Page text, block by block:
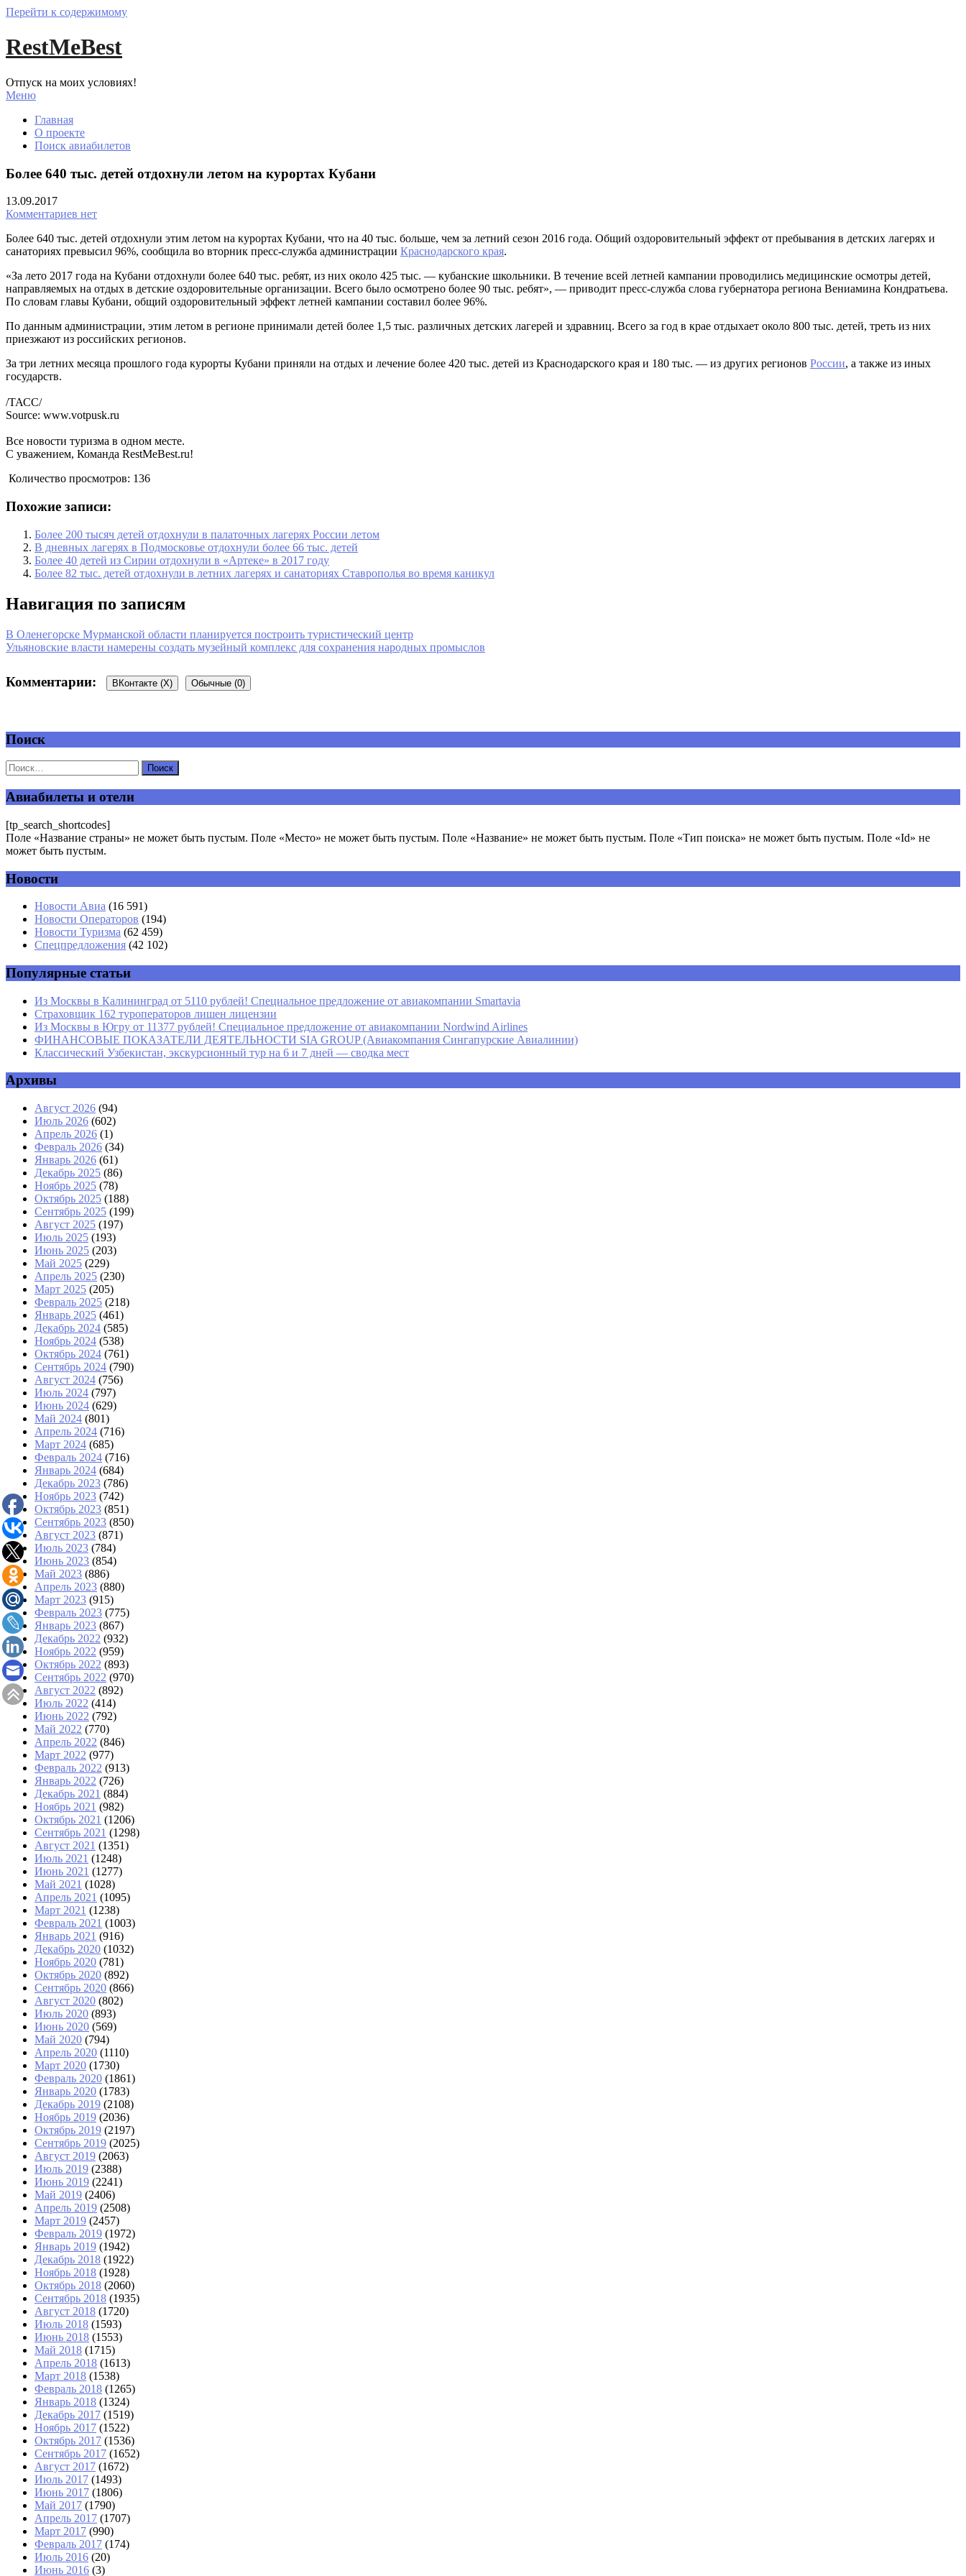
Перейти к содержимому
RestMeBest
Отпуск на моих условиях!
Меню
Главная
О проекте
Поиск авиабилетов
Более 640 тыс. детей отдохнули летом на курортах Кубани
13.09.2017
Комментариев нет
Более 640 тыс. детей отдохнули этим летом на курортах Кубани, что на 40 тыс. больше, чем за летний сезон 2016 года. Общий оздоровительный эффект от пребывания в детских лагерях и
санаториях превысил 96%, сообщила во вторник пресс-служба администрации Краснодарского края.
«За лето 2017 года на Кубани отдохнули более 640 тыс. ребят, из них около 425 тыс. — кубанские школьники. В течение всей летней кампании проводились медицинские осмотры детей,
направляемых на отдых в детские оздоровительные организации. Всего было осмотрено более 90 тыс. ребят», — приводит пресс-служба слова губернатора региона Вениамина Кондратьева.
По словам главы Кубани, общий оздоровительный эффект летней кампании составил более 96%.
По данным администрации, этим летом в регионе принимали детей более 1,5 тыс. различных детских лагерей и здравниц. Всего за год в крае отдыхает около 800 тыс. детей, треть из них
приезжают из российских регионов.
За три летних месяца прошлого года курорты Кубани приняли на отдых и лечение более 420 тыс. детей из Краснодарского края и 180 тыс. — из других регионов России, а также из иных
государств.
/ТАСС/
Source: www.votpusk.ru
Все новости туризма в одном месте.
С уважением, Команда RestMeBest.ru!
Количество просмотров: 136
Похожие записи:
Более 200 тысяч детей отдохнули в палаточных лагерях России летом
В дневных лагерях в Подмосковье отдохнули более 66 тыс. детей
Более 40 детей из Сирии отдохнули в «Артеке» в 2017 году
Более 82 тыс. детей отдохнули в летних лагерях и санаториях Ставрополья во время каникул
Навигация по записям
В Оленегорске Мурманской области планируется построить туристический центр
Ульяновские власти намерены создать музейный комплекс для сохранения народных промыслов
Комментарии: ВКонтакте (X) Обычные (0)
Добавить комментарий
Ваш адрес email не будет опубликован.
Комментарий
Имя *
Email*
Поиск
Авиабилеты и отели
[tp_search_shortcodes]
Поле «Название страны» не может быть пустым. Поле «Место» не может быть пустым. Поле «Название» не может быть пустым. Поле «Тип поиска» не может быть пустым. Поле «Id» не
может быть пустым.
Новости
Новости Авиа (16 591)
Новости Операторов (194)
Новости Туризма (62 459)
Спецпредложения (42 102)
Популярные статьи
Из Москвы в Калининград от 5110 рублей! Специальное предложение от авиакомпании Smartavia
Страховщик 162 туроператоров лишен лицензии
Из Москвы в Югру от 11377 рублей! Специальное предложение от авиакомпании Nordwind Airlines
ФИНАНСОВЫЕ ПОКАЗАТЕЛИ ДЕЯТЕЛЬНОСТИ SIA GROUP (Авиакомпания Сингапурские Авиалинии)
Классический Узбекистан, экскурсионный тур на 6 и 7 дней — сводка мест
Архивы
Август 2026 (94)
Июль 2026 (602)
Апрель 2026 (1)
Февраль 2026 (34)
Январь 2026 (61)
Декабрь 2025 (86)
Ноябрь 2025 (78)
Октябрь 2025 (188)
Сентябрь 2025 (199)
Август 2025 (197)
Июль 2025 (193)
Июнь 2025 (203)
Май 2025 (229)
Апрель 2025 (230)
Март 2025 (205)
Февраль 2025 (218)
Январь 2025 (461)
Декабрь 2024 (585)
Ноябрь 2024 (538)
Октябрь 2024 (761)
Сентябрь 2024 (790)
Август 2024 (756)
Июль 2024 (797)
Июнь 2024 (629)
Май 2024 (801)
Апрель 2024 (716)
Март 2024 (685)
Февраль 2024 (716)
Январь 2024 (684)
Декабрь 2023 (786)
Ноябрь 2023 (742)
Октябрь 2023 (851)
Сентябрь 2023 (850)
Август 2023 (871)
Июль 2023 (784)
Июнь 2023 (854)
Май 2023 (886)
Апрель 2023 (880)
Март 2023 (915)
Февраль 2023 (775)
Январь 2023 (867)
Декабрь 2022 (932)
Ноябрь 2022 (959)
Октябрь 2022 (893)
Сентябрь 2022 (970)
Август 2022 (892)
Июль 2022 (414)
Июнь 2022 (792)
Май 2022 (770)
Апрель 2022 (846)
Март 2022 (977)
Февраль 2022 (913)
Январь 2022 (726)
Декабрь 2021 (884)
Ноябрь 2021 (982)
Октябрь 2021 (1206)
Сентябрь 2021 (1298)
Август 2021 (1351)
Июль 2021 (1248)
Июнь 2021 (1277)
Май 2021 (1028)
Апрель 2021 (1095)
Март 2021 (1238)
Февраль 2021 (1003)
Январь 2021 (916)
Декабрь 2020 (1032)
Ноябрь 2020 (781)
Октябрь 2020 (892)
Сентябрь 2020 (866)
Август 2020 (802)
Июль 2020 (893)
Июнь 2020 (569)
Май 2020 (794)
Апрель 2020 (1110)
Март 2020 (1730)
Февраль 2020 (1861)
Январь 2020 (1783)
Декабрь 2019 (2108)
Ноябрь 2019 (2036)
Октябрь 2019 (2197)
Сентябрь 2019 (2025)
Август 2019 (2063)
Июль 2019 (2388)
Июнь 2019 (2241)
Май 2019 (2406)
Апрель 2019 (2508)
Март 2019 (2457)
Февраль 2019 (1972)
Январь 2019 (1942)
Декабрь 2018 (1922)
Ноябрь 2018 (1928)
Октябрь 2018 (2060)
Сентябрь 2018 (1935)
Август 2018 (1720)
Июль 2018 (1593)
Июнь 2018 (1553)
Май 2018 (1715)
Апрель 2018 (1613)
Март 2018 (1538)
Февраль 2018 (1265)
Январь 2018 (1324)
Декабрь 2017 (1519)
Ноябрь 2017 (1522)
Октябрь 2017 (1536)
Сентябрь 2017 (1652)
Август 2017 (1672)
Июль 2017 (1493)
Июнь 2017 (1806)
Май 2017 (1790)
Апрель 2017 (1707)
Март 2017 (990)
Февраль 2017 (174)
Июль 2016 (20)
Июнь 2016 (3)